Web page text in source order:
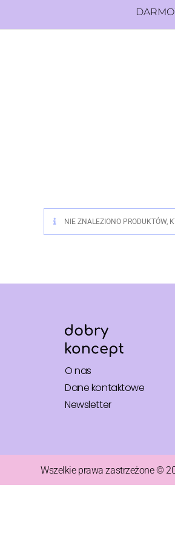
NIE ZNALEZIONO PRODUKTÓW,
O nas
Dane kontaktowe
Newsletter
Wszelkie prawa zastrzeżone ©